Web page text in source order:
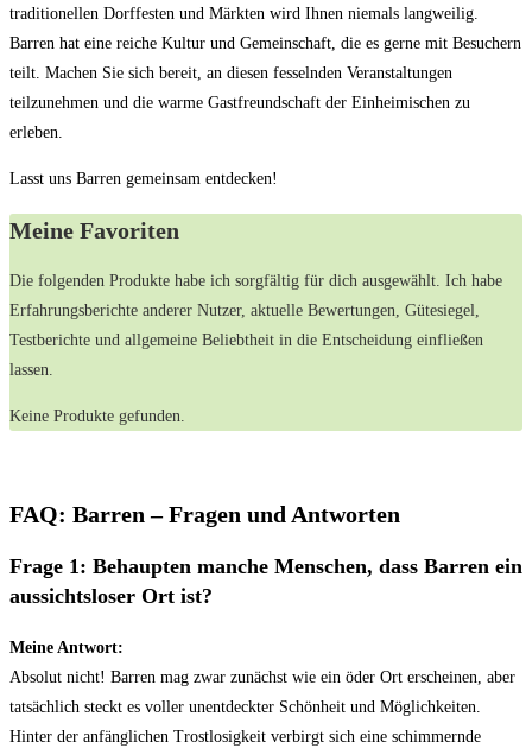
traditionellen Dorffesten und Märkten wird Ihnen niemals langweilig.
Barren hat eine reiche Kultur und Gemeinschaft, die es gerne mit Besuchern
teilt. Machen Sie sich bereit, an diesen fesselnden Veranstaltungen
teilzunehmen und die warme Gastfreundschaft der Einheimischen zu
erleben.
Lasst uns Barren gemeinsam entdecken!
Meine Favoriten
Die folgenden ⁣Produkte ‍habe ich sorgfältig ⁢für dich ⁤ausgewählt. Ich habe
Erfahrungsberichte anderer ⁤Nutzer, ⁢aktuelle Bewertungen, Gütesiegel,​
Testberichte und allgemeine Beliebtheit​ in die Entscheidung einfließen
lassen.
Keine Produkte gefunden.
FAQ: Barren – Fragen und Antworten
Frage 1: Behaupten manche Menschen, dass Barren ein
aussichtsloser Ort ist?
Meine Antwort:
Absolut nicht! Barren mag zwar zunächst wie ein öder Ort erscheinen, aber
tatsächlich steckt es voller unentdeckter Schönheit und Möglichkeiten.
Hinter der anfänglichen Trostlosigkeit verbirgt sich eine schimmernde